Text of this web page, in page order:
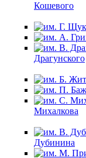
Кошевого
Драгунского
Михалкова
Дубинина